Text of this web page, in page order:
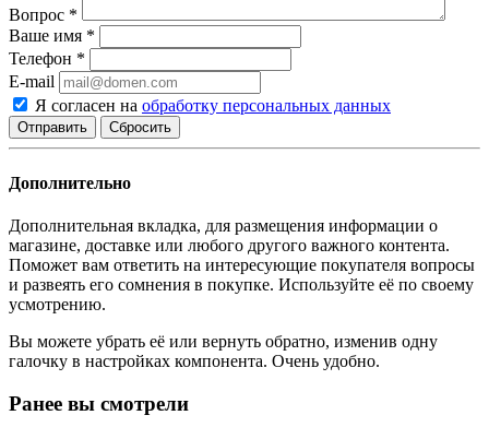
Вопрос *
Ваше имя *
Телефон *
E-mail
Я согласен на обработку персональных данных
Сбросить
Дополнительно
Дополнительная вкладка, для размещения информации о
магазине, доставке или любого другого важного контента.
Поможет вам ответить на интересующие покупателя вопросы
и развеять его сомнения в покупке. Используйте её по своему
усмотрению.
Вы можете убрать её или вернуть обратно, изменив одну
галочку в настройках компонента. Очень удобно.
Ранее вы смотрели